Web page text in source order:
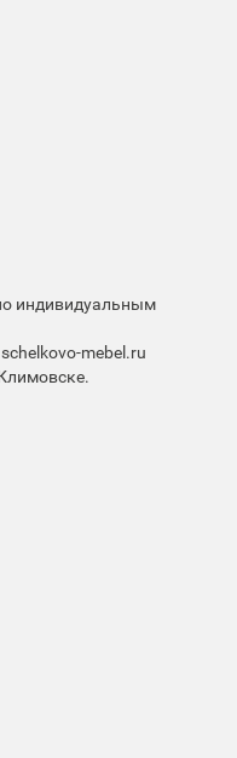
индивидуальным
schelkovo-mebel.ru